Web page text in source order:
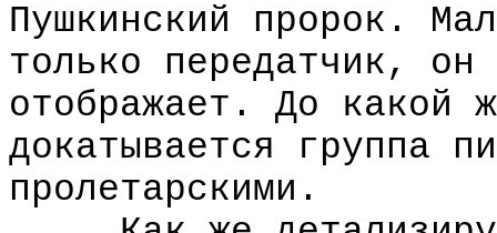
Пушкинский пророк.
только передатчик,
отображает. До какой
докатывается группа
пролетарскими.